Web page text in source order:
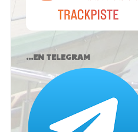
...EN TELEGRAM